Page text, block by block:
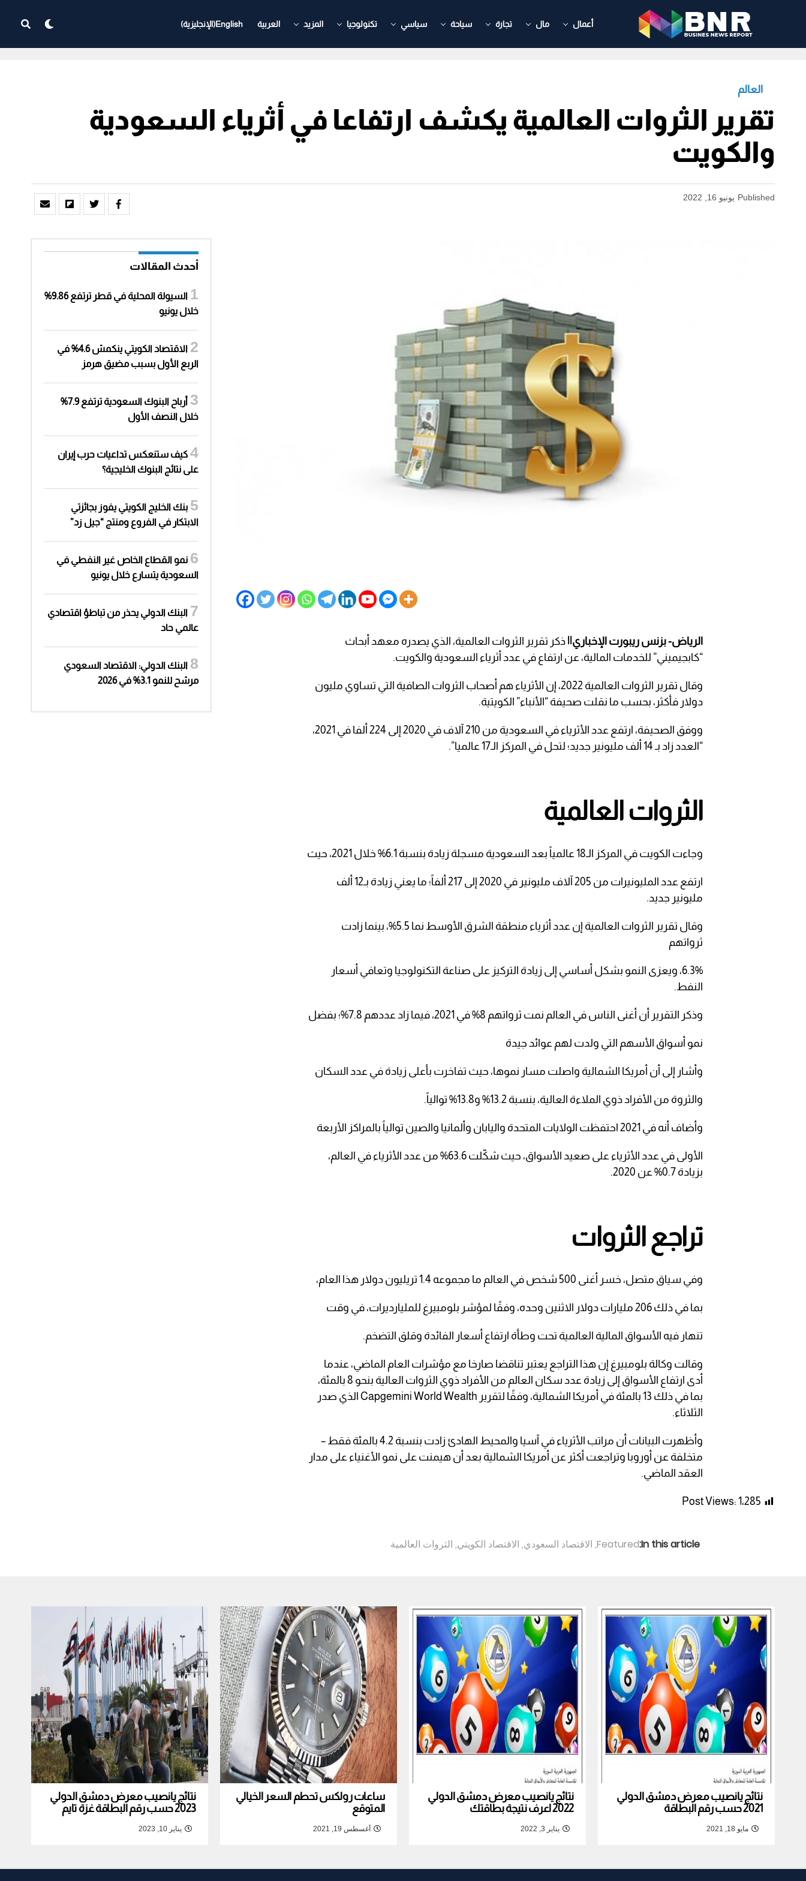
أعمال مال تجارة سياحة سياسي تكنولوجيا المزيد العربية English
(الإنجليزية)
العالم
تقرير الثروات العالمية يكشف ارتفاعا في أثرياء السعودية
والكويت
Published يونيو 16, 2022
الرياض- بزنس ريبورت الإخباري|| ذكر تقرير الثروات العالمية، الذي يصدره معهد أبحاث
“كابجيميني” للخدمات المالية، عن ارتفاع في عدد أثرياء السعودية والكويت.
وقال تقرير الثروات العالمية 2022، إن الأثرياء هم أصحاب الثروات الصافية التي تساوي مليون
دولار فأكثر، بحسب ما نقلت صحيفة “الأنباء” الكويتية.
ووفق الصحيفة، ارتفع عدد الأثرياء في السعودية من 210 آلاف في 2020 إلى 224 ألفا في 2021،
“العدد زاد بـ 14 ألف مليونير جديد؛ لتحل في المركز الـ17 عالميا”.
الثروات العالمية
وجاءت الكويت في المركز الـ18 عالمياً بعد السعودية مسجلة زيادة بنسبة 6.1% خلال 2021، حيث
ارتفع عدد المليونيرات من 205 آلاف مليونير في 2020 إلى 217 ألفاً؛ ما يعني زيادة بـ12 ألف
مليونير جديد.
وقال تقرير الثروات العالمية إن عدد أثرياء منطقة الشرق الأوسط نما 5.5%، بينما زادت
ثرواتهم
6.3%، ويعزى النمو بشكل أساسي إلى زيادة التركيز على صناعة التكنولوجيا وتعافي أسعار
النفط.
وذكر التقرير أن أغنى الناس في العالم نمت ثرواتهم 8% في 2021، فيما زاد عددهم 7.8%؛ بفضل
نمو أسواق الأسهم التي ولدت لهم عوائد جيدة
وأشار إلى أن أمريكا الشمالية واصلت مسار نموها، حيث تفاخرت بأعلى زيادة في عدد السكان
والثروة من الأفراد ذوي الملاءة العالية، بنسبة 13.2% و13.8% توالياً.
وأضاف أنه في 2021 احتفظت الولايات المتحدة واليابان وألمانيا والصين توالياً بالمراكز الأربعة
الأولى في عدد الأثرياء على صعيد الأسواق، حيث شكّلت 63.6% من عدد الأثرياء في العالم،
بزيادة 0.7% عن 2020.
تراجع الثروات
وفي سياق متصل، خسر أغنى 500 شخص في العالم ما مجموعه 1.4 تريليون دولار هذا العام،
بما في ذلك 206 مليارات دولار الاثنين وحده، وفقًا لمؤشر بلومبيرغ للمليارديرات، في وقت
تنهار فيه الأسواق المالية العالمية تحت وطأة ارتفاع أسعار الفائدة وقلق التضخم.
وقالت وكالة بلومبيرغ إن هذا التراجع يعتبر تناقضا صارخا مع مؤشرات العام الماضي، عندما
أدى ارتفاع الأسواق إلى زيادة عدد سكان العالم من الأفراد ذوي الثروات العالية بنحو 8 بالمئة،
بما في ذلك 13 بالمئة في أمريكا الشمالية، وفقًا لتقرير Capgemini World Wealth الذي صدر
الثلاثاء.
وأظهرت البيانات أن مراتب الأثرياء في آسيا والمحيط الهادئ زادت بنسبة 4.2 بالمئة فقط –
متخلفة عن أوروبا وتراجعت أكثر عن أمريكا الشمالية بعد أن هيمنت على نمو الأغنياء على مدار
العقد الماضي.
Post Views: 1٬285
In this article:
Featured
, الاقتصاد السعودي, الاقتصاد الكويتي, الثروات العالمية
أحدث المقالات
السيولة المحلية في قطر ترتفع 9.86%
خلال يونيو
الاقتصاد الكويتي ينكمش 4.6% في
الربع الأول بسبب مضيق هرمز
أرباح البنوك السعودية ترتفع 7.9%
خلال النصف الأول
كيف ستنعكس تداعيات حرب إيران
على نتائج البنوك الخليجية؟
بنك الخليج الكويتي يفوز بجائزتي
الابتكار في الفروع ومنتج “جيل زد”
نمو القطاع الخاص غير النفطي في
السعودية يتسارع خلال يونيو
البنك الدولي يحذر من تباطؤ اقتصادي
عالمي حاد
البنك الدولي: الاقتصاد السعودي
مرشح للنمو 3.1% في 2026
نتائج يانصيب معرض دمشق الدولي
2021 حسب رقم البطاقة
مايو 18, 2021
نتائج يانصيب معرض دمشق الدولي
2022 اعرف نتيجة بطاقتك
يناير 3, 2022
ساعات رولكس تحطم السعر الخيالي
المتوقع
أغسطس 19, 2021
نتائج يانصيب معرض دمشق الدولي
2023 حسب رقم البطاقة غزة تايم
يناير 10, 2023